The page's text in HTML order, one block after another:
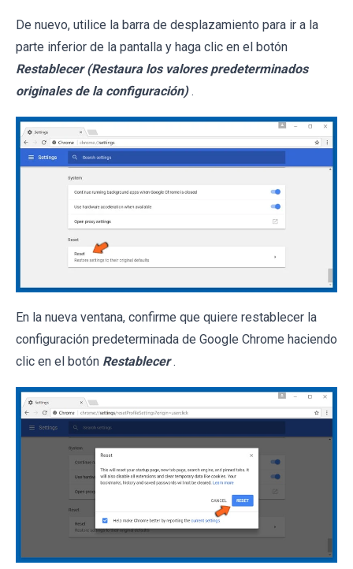
De nuevo, utilice la barra de desplazamiento para ir a la
parte inferior de la pantalla y haga clic en el botón
Restablecer (Restaura los valores predeterminados
originales de la configuración) .
En la nueva ventana, confirme que quiere restablecer la
configuración predeterminada de Google Chrome haciendo
clic en el botón Restablecer .